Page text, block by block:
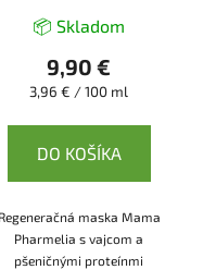
Pharmelia
📦 Skladom
9,90 €
Jednotková
3,96 € / 100 ml
DO KOŠÍKA
Regeneračná maska Mama
Pharmelia s vajcom a
pšeničnými proteínmi